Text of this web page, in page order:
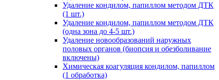
Удаление кондилом, папиллом методом ДТК
(1 шт.)
Удаление кондилом, папиллом методом ДТК
(одна зона до 4-5 шт.)
Удаление новообразований наружных
половых органов (биопсия и обезболивание
включены)
Химическая коагуляция кондилом, папиллом
(1 обработка)